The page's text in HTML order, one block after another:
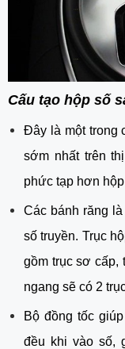
Cấu tạo hộp số
Đây là một trong
sớm nhất trên
phức tạp hơn
Các bánh răng
số truyền. Trục
gồm trục sơ cấp,
ngang sẽ có 2
Bộ đồng tốc
đều khi vào số,